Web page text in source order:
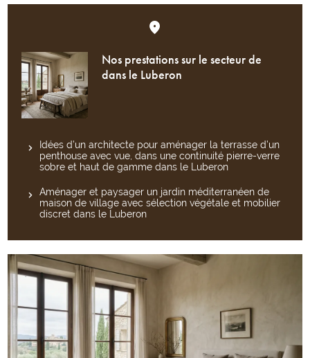
Nos prestations sur le secteur de
dans le Luberon
Idées d’un architecte pour aménager la terrasse d’un
penthouse avec vue, dans une continuité pierre-verre
sobre et haut de gamme dans le Luberon
Aménager et paysager un jardin méditerranéen de
maison de village avec sélection végétale et mobilier
discret dans le Luberon